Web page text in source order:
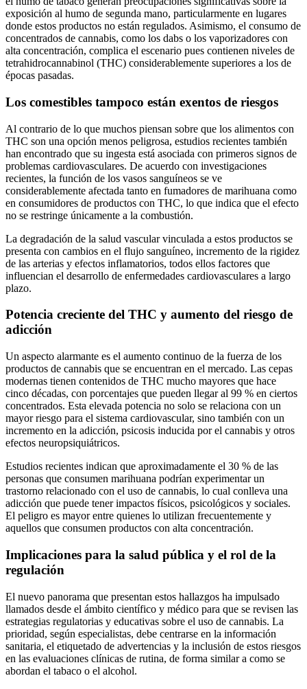
exposición al humo de segunda mano, particularmente en lugares
donde estos productos no están regulados. Asimismo, el consumo de
concentrados de cannabis, como los dabs o los vaporizadores con
alta concentración, complica el escenario pues contienen niveles de
tetrahidrocannabinol (THC) considerablemente superiores a los de
épocas pasadas.
Los comestibles tampoco están exentos de riesgos
Al contrario de lo que muchos piensan sobre que los alimentos con
THC son una opción menos peligrosa, estudios recientes también
han encontrado que su ingesta está asociada con primeros signos de
problemas cardiovasculares. De acuerdo con investigaciones
recientes, la función de los vasos sanguíneos se ve
considerablemente afectada tanto en fumadores de marihuana como
en consumidores de productos con THC, lo que indica que el efecto
no se restringe únicamente a la combustión.
La degradación de la salud vascular vinculada a estos productos se
presenta con cambios en el flujo sanguíneo, incremento de la rigidez
de las arterias y efectos inflamatorios, todos ellos factores que
influencian el desarrollo de enfermedades cardiovasculares a largo
plazo.
Potencia creciente del THC y aumento del riesgo de
adicción
Un aspecto alarmante es el aumento continuo de la fuerza de los
productos de cannabis que se encuentran en el mercado. Las cepas
modernas tienen contenidos de THC mucho mayores que hace
cinco décadas, con porcentajes que pueden llegar al 99 % en ciertos
concentrados. Esta elevada potencia no solo se relaciona con un
mayor riesgo para el sistema cardiovascular, sino también con un
incremento en la adicción, psicosis inducida por el cannabis y otros
efectos neuropsiquiátricos.
Estudios recientes indican que aproximadamente el 30 % de las
personas que consumen marihuana podrían experimentar un
trastorno relacionado con el uso de cannabis, lo cual conlleva una
adicción que puede tener impactos físicos, psicológicos y sociales.
El peligro es mayor entre quienes lo utilizan frecuentemente y
aquellos que consumen productos con alta concentración.
Implicaciones para la salud pública y el rol de la
regulación
El nuevo panorama que presentan estos hallazgos ha impulsado
llamados desde el ámbito científico y médico para que se revisen las
estrategias regulatorias y educativas sobre el uso de cannabis. La
prioridad, según especialistas, debe centrarse en la información
sanitaria, el etiquetado de advertencias y la inclusión de estos riesgos
en las evaluaciones clínicas de rutina, de forma similar a como se
abordan el tabaco o el alcohol.